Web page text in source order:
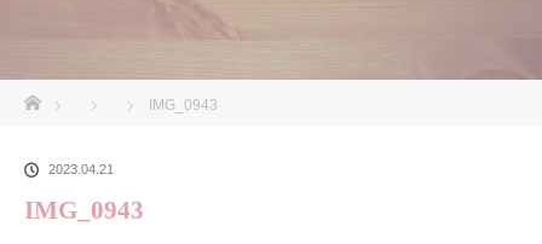
IMG_0943
2023.04.21
IMG_0943